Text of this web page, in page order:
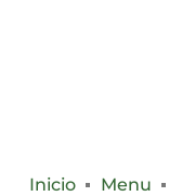
Inicio Menu